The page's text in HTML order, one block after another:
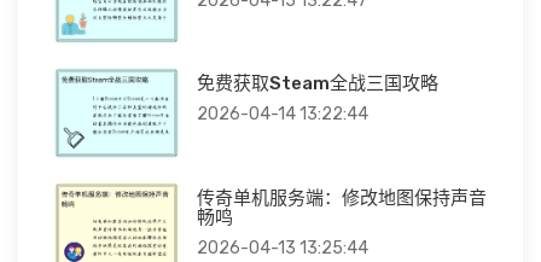
免费获取Steam全战三国攻略
2026-04-14 13:22:44
传奇单机服务端：修改地图保持声音
畅鸣
2026-04-13 13:25:44